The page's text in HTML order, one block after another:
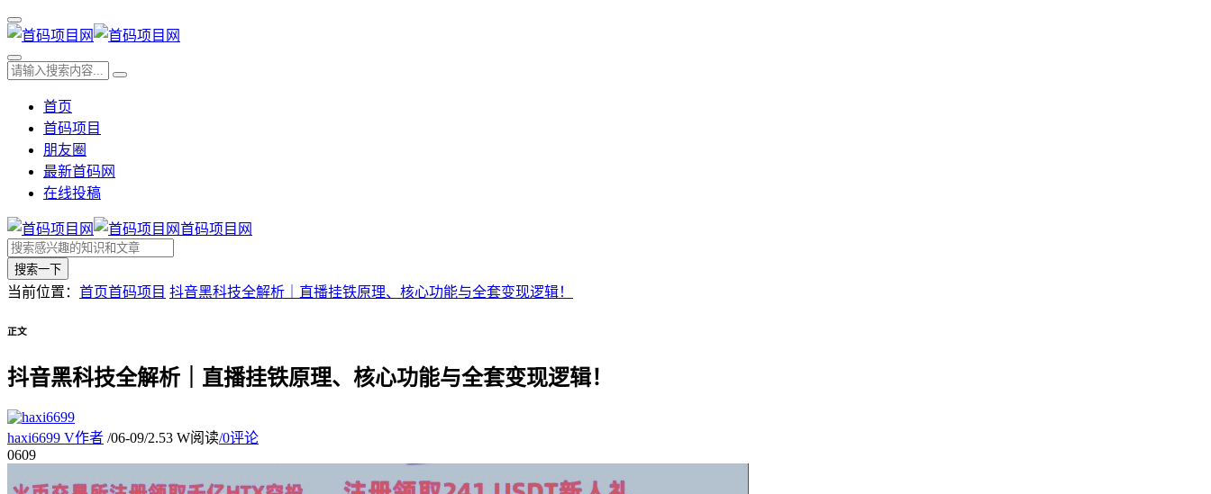
首页
首码项目
朋友圈
最新首码网
在线投稿
首码项目网
搜索一下
当前位置： 首页首码项目 抖音黑科技全解析｜直播挂铁原理、核心功能与全套变现逻辑！
正文
抖音黑科技全解析｜直播挂铁原理、核心功能与全套变现逻辑！
haxi6699 V作者 /06-09/2.53 W阅读/0评论
0609